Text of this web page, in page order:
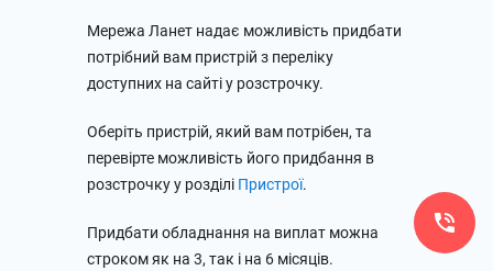
Мережа Ланет надає можливість придбати
потрібний вам пристрій з переліку
доступних на сайті у розстрочку.
Оберіть пристрій, який вам потрібен, та
перевірте можливість його придбання в
розстрочку у розділі Пристрої.
Придбати обладнання на виплат можна
строком як на 3, так і на 6 місяців.